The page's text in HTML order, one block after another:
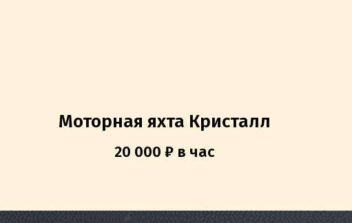
Моторная яхта Кристалл
20 000 ₽ в час